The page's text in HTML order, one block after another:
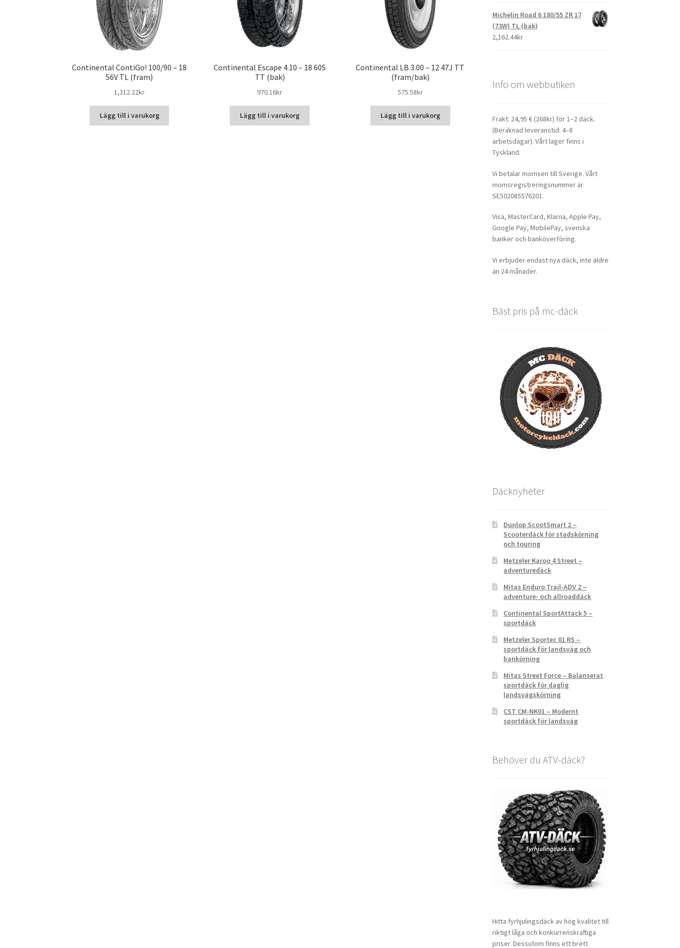
Continental ContiGo! 100/90 – 18
56V TL (fram)
1,312.22kr
Lägg till i varukorg
Continental Escape 4.10 – 18 60S
TT (bak)
970.16kr
Lägg till i varukorg
Continental LB 3.00 – 12 47J TT
(fram/bak)
575.58kr
Lägg till i varukorg
Michelin Road 6 180/55 ZR 17
(73W) TL (bak)
2,162.44kr
Info om webbutiken
Frakt: 24,95 € (268kr) för 1–2 däck.
(Beräknad leveranstid: 4–8
arbetsdagar). Vårt lager finns i
Tyskland.
Vi betalar momsen till Sverige. Vårt
momsregistreringsnummer är
SE502085576201.
Visa, MasterCard, Klarna, Apple Pay,
Google Pay, MobilePay, svenska
banker och banköverföring.
Vi erbjuder endast nya däck, inte äldre
än 24 månader.
Bäst pris på mc-däck
Däcknyheter
Dunlop ScootSmart 2 –
Scooterdäck för stadskörning
och touring
Metzeler Karoo 4 Street –
adventuredäck
Mitas Enduro Trail-ADV 2 –
adventure- och allroaddäck
Continental SportAttack 5 –
sportdäck
Metzeler Sportec 01 RS –
sportdäck för landsväg och
bankörning
Mitas Street Force – Balanserat
sportdäck för daglig
landsvägskörning
CST CM-NK01 – Modernt
sportdäck för landsväg
Behöver du ATV-däck?
Hitta fyrhjulingsdäck av hög kvalitet till
riktigt låga och konkurrenskraftiga
priser. Dessutom finns ett brett